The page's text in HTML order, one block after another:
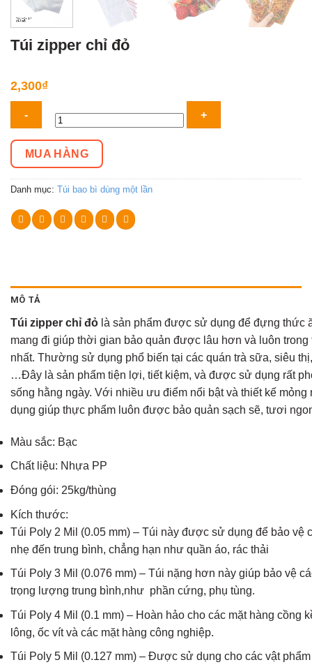
Túi zipper chỉ đỏ
2,300₫
zipper
chỉ
đỏ
số
lượng
MUA HÀNG
Danh mục: Túi bao bì dùng một lần
MÔ TẢ
Túi zipper chỉ đỏ là sản phẩm được sử dụng để đựng thức
mang đi giúp thời gian bảo quản được lâu hơn và luôn trong
nhất. Thường sử dụng phổ biến tại các quán trà sữa, siêu
…Đây là sản phẩm tiện lợi, tiết kiệm, và được sử dụng rất
sống hằng ngày. Với nhiều ưu điểm nổi bật và thiết kế mỏng
dụng giúp thực phẩm luôn được bảo quản sạch sẽ, tươi
Màu sắc: Bạc
Chất liệu: Nhựa PP
Đóng gói: 25kg/thùng
Kích thước:
Túi Poly 2 Mil (0.05 mm) – Túi này được sử dụng để bảo vệ
nhẹ đến trung bình, chẳng hạn như quần áo, rác thải
Túi Poly 3 Mil (0.076 mm) – Túi nặng hơn này giúp bảo vệ
trọng lượng trung bình,như phần cứng, phụ tùng.
Túi Poly 4 Mil (0.1 mm) – Hoàn hảo cho các mặt hàng cồng
lông, ốc vít và các mặt hàng công nghiệp.
Túi Poly 5 Mil (0.127 mm) – Được sử dụng cho các vật